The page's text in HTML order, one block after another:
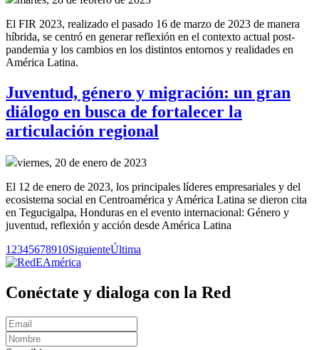
El FIR 2023, realizado el pasado 16 de marzo de 2023 de manera
híbrida, se centró en generar reflexión en el contexto actual post-
pandemia y los cambios en los distintos entornos y realidades en
América Latina.
Juventud, género y migración: un gran
diálogo en busca de fortalecer la
articulación regional
viernes, 20 de enero de 2023
El 12 de enero de 2023, los principales líderes empresariales y del
ecosistema social en Centroamérica y América Latina se dieron cita
en Tegucigalpa, Honduras en el evento internacional: Género y
juventud, reflexión y acción desde América Latina
1 2345678910SiguienteÚltima
Conéctate y dialoga con la Red